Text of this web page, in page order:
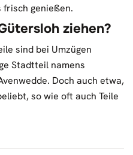
genießen.
ziehen?
sind bei Umzügen
Stadtteil namens
Doch auch etwa,
so wie oft auch Teile